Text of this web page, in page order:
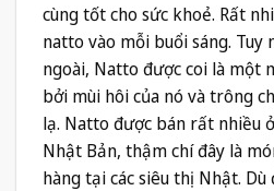
cùng tốt cho sức khoẻ. Rất
natto vào mỗi buổi sáng.
ngoài, Natto được coi là một
bởi mùi hôi của nó và trông
lạ. Natto được bán rất nhiều
Nhật Bản, thậm chí đây là
hàng tại các siêu thị Nhật.